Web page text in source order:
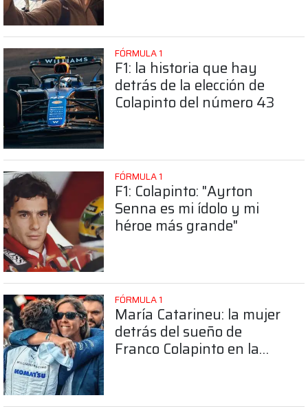
FÓRMULA 1
F1: la historia que hay
detrás de la elección de
Colapinto del número 43
FÓRMULA 1
F1: Colapinto: "Ayrton
Senna es mi ídolo y mi
héroe más grande"
FÓRMULA 1
María Catarineu: la mujer
detrás del sueño de
Franco Colapinto en la